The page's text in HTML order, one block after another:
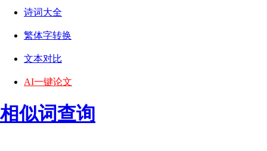
诗词大全
繁体字转换
文本对比
AI一键论文
相似词查询